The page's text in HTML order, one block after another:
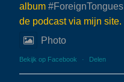
album #ForeignTongues
de podcast via mijn site.
Photo
Bekijk op Facebook · Delen